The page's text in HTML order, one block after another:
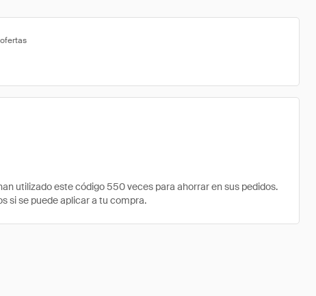
utilizado este código 550 veces para ahorrar en sus pedidos.
si se puede aplicar a tu compra.